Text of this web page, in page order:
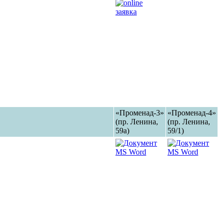
«Променад-3»
(пр. Ленина,
59а)
«Променад-4»
(пр. Ленина,
59/1)